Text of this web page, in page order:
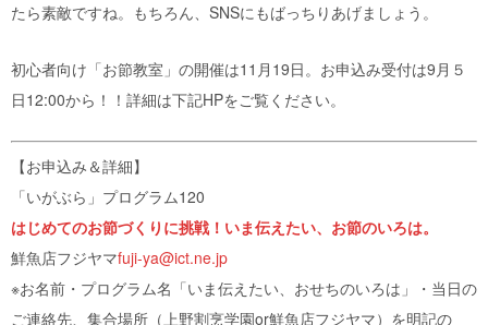
たら素敵ですね。もちろん、SNSにもばっちりあげましょう。
初心者向け「お節教室」の開催は11月19日。お申込み受付は9月５
日12:00から！！詳細は下記HPをご覧ください。
【お申込み＆詳細】
「いがぶら」プログラム120
はじめてのお節づくりに挑戦！いま伝えたい、お節のいろは。
鮮魚店フジヤマfuji-ya@ict.ne.jp
※お名前・プログラム名「いま伝えたい、おせちのいろは」・当日の
ご連絡先、集合場所（上野割烹学園or鮮魚店フジヤマ）を明記の